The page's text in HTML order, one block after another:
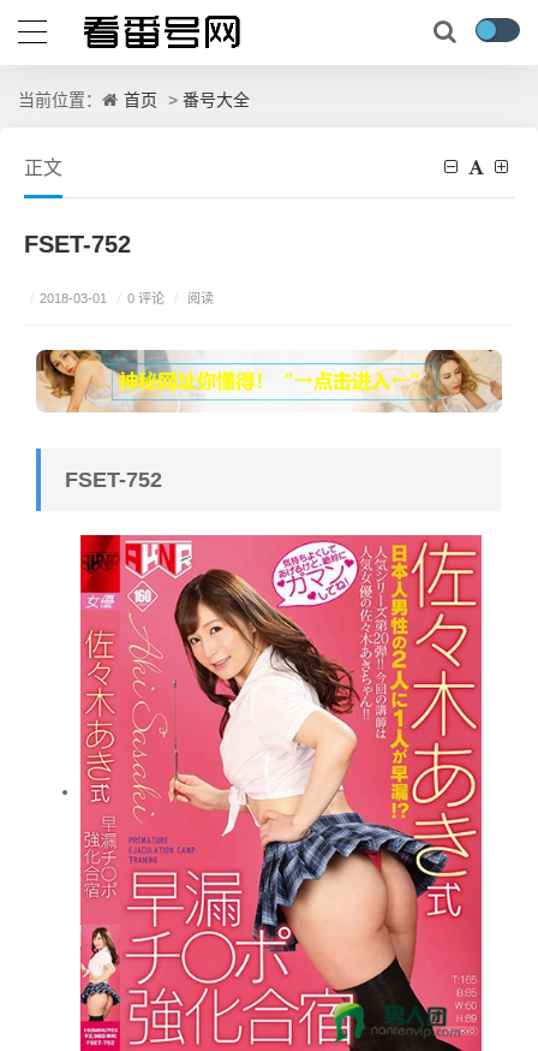
当前位置： 首页 > 番号大全
正文
FSET-752
/ 2018-03-01 / 0 评论 / 阅读
FSET-752